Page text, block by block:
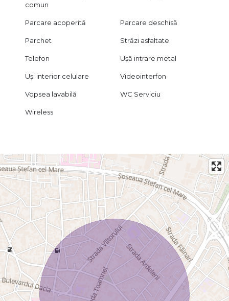
comun
Parcare acoperită Parcare deschisă
Parchet Străzi asfaltate
Telefon Ușă intrare metal
Uși interior celulare Videointerfon
Vopsea lavabilă WC Serviciu
Wireless